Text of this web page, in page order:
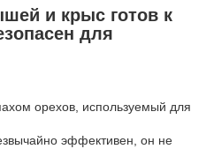
и крыс готов к
для
орехов, используемый для
эффективен, он не